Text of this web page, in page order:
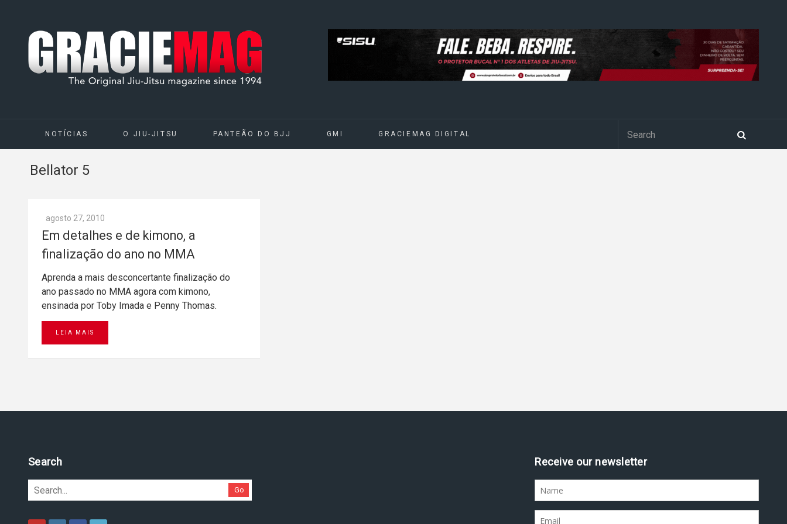
NOTÍCIAS O JIU-JITSU PANTEÃO DO BJJ GMI GRACIEMAG DIGITAL
Bellator 5
agosto 27, 2010
Em detalhes e de kimono, a
finalização do ano no MMA
Aprenda a mais desconcertante finalização do
ano passado no MMA agora com kimono,
ensinada por Toby Imada e Penny Thomas.
LEIA MAIS
Search
Go
Receive our newsletter